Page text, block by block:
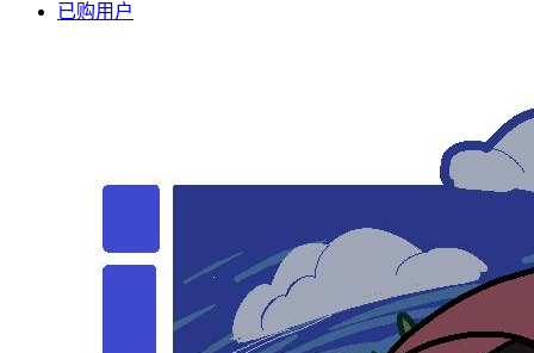
已购用户